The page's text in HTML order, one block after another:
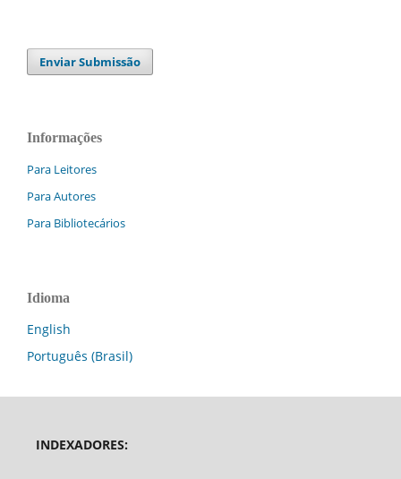
Enviar Submissão
Informações
Para Leitores
Para Autores
Para Bibliotecários
Idioma
English
Português (Brasil)
INDEXADORES: